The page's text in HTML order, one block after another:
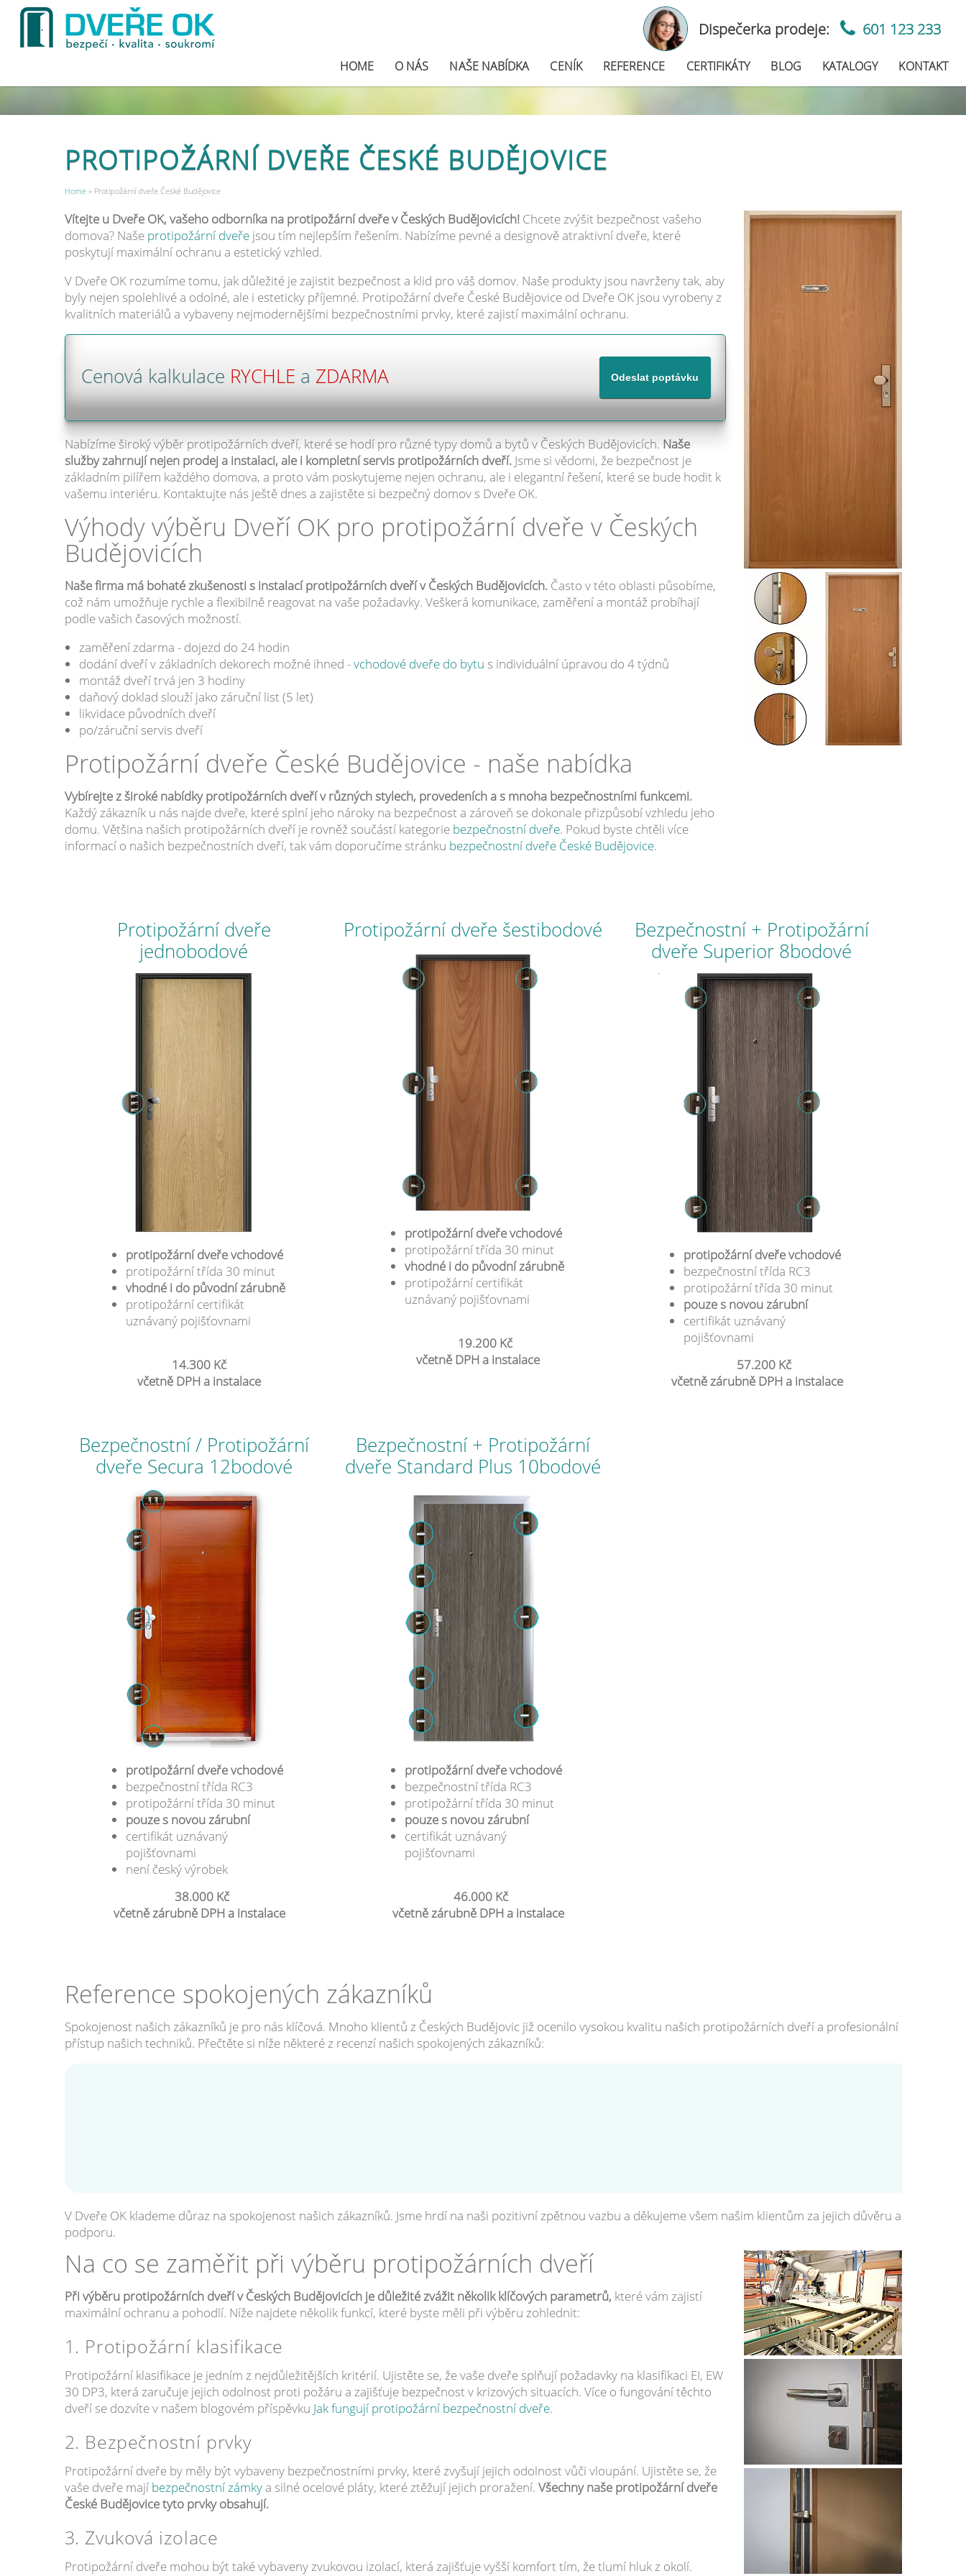
Dispečerka prodeje: 601 123 233
HOME O NÁS NAŠE NABÍDKA CENÍK REFERENCE CERTIFIKÁTY BLOG KATALOGY KONTAKT
PROTIPOŽÁRNÍ DVEŘE ČESKÉ BUDĚJOVICE
Home» Protipožární dveře České Budějovice
Vítejte u Dveře OK, vašeho odborníka na protipožární dveře v Českých Budějovicích!Chcete zvýšit bezpečnost vašeho
domova? Naše protipožární dveřejsou tím nejlepším řešením. Nabízíme pevné a designově atraktivní dveře, které
poskytují maximální ochranu a estetický vzhled.
V Dveře OK rozumíme tomu, jak důležité je zajistit bezpečnost a klid pro váš domov. Naše produkty jsou navrženy tak, aby
byly nejen spolehlivé a odolné, ale i esteticky příjemné. Protipožární dveře České Budějovice od Dveře OK jsou vyrobeny z
kvalitních materiálů a vybaveny nejmodernějšími bezpečnostními prvky, které zajistí maximální ochranu.
Cenová kalkulace RYCHLE a ZDARMA
Nabízíme široký výběr protipožárních dveří, které se hodí pro různé typy domů a bytů v Českých Budějovicích. Naše
služby zahrnují nejen prodej a instalaci, ale i kompletní servis protipožárních dveří.Jsme si vědomi, že bezpečnost je
základním pilířem každého domova, a proto vám poskytujeme nejen ochranu, ale i elegantní řešení, které se bude hodit k
vašemu interiéru. Kontaktujte nás ještě dnes a zajistěte si bezpečný domov s Dveře OK.
Výhody výběru Dveří OK pro protipožární dveře v Českých
Budějovicích
Naše firma má bohaté zkušenosti s instalací protipožárních dveří v Českých Budějovicích.Často v této oblasti působíme,
což nám umožňuje rychle a flexibilně reagovat na vaše požadavky. Veškerá komunikace, zaměření a montáž probíhají
podle vašich časových možností.
zaměření zdarma - dojezd do 24 hodin
dodání dveří v základních dekorech možné ihned -vchodové dveře do bytu s individuální úpravou do 4 týdnů
montáž dveří trvá jen 3 hodiny
daňový doklad slouží jako záruční list (5 let)
likvidace původních dveří
po/záruční servis dveří
Protipožární dveře České Budějovice - naše nabídka
Vybírejte z široké nabídky protipožárních dveří v různých stylech, provedeních a s mnoha bezpečnostními funkcemi.
Každý zákazník u nás najde dveře, které splní jeho nároky na bezpečnost a zároveň se dokonale přizpůsobí vzhledu jeho
domu. Většina našich protipožárních dveří je rovněž součástí kategorie bezpečnostní dveře. Pokud byste chtěli více
informací o našich bezpečnostních dveří, tak vám doporučíme stránku bezpečnostní dveře České Budějovice.
Protipožární dveře
jednobodové
protipožární dveře vchodové
protipožární třída 30 minut
vhodné i do původní zárubně
protipožární certifikát
uznávaný pojišťovnami
14.300 Kč
včetně DPH a instalace
Protipožární dveře šestibodové
protipožární dveře vchodové
protipožární třída 30 minut
vhodné i do původní zárubně
protipožární certifikát
uznávaný pojišťovnami
19.200 Kč
včetně DPH a instalace
Bezpečnostní + Protipožární
dveře Superior 8bodové
protipožární dveře vchodové
bezpečnostní třída RC3
protipožární třída 30 minut
pouze s novou zárubní
certifikát uznávaný
pojišťovnami
57.200 Kč
včetně zárubně DPH a instalace
Bezpečnostní / Protipožární
dveře Secura 12bodové
protipožární dveře vchodové
bezpečnostní třída RC3
protipožární třída 30 minut
pouze s novou zárubní
certifikát uznávaný
pojišťovnami
není český výrobek
38.000 Kč
včetně zárubně DPH a instalace
Bezpečnostní + Protipožární
dveře Standard Plus 10bodové
protipožární dveře vchodové
bezpečnostní třída RC3
protipožární třída 30 minut
pouze s novou zárubní
certifikát uznávaný
pojišťovnami
46.000 Kč
včetně zárubně DPH a instalace
Reference spokojených zákazníků
Spokojenost našich zákazníků je pro nás klíčová. Mnoho klientů z Českých Budějovic již ocenilo vysokou kvalitu našich protipožárních dveří a profesionální
přístup našich techniků. Přečtěte si níže některé z recenzí našich spokojených zákazníků:
V Dveře OK klademe důraz na spokojenost našich zákazníků. Jsme hrdí na naši pozitivní zpětnou vazbu a děkujeme všem našim klientům za jejich důvěru a
podporu.
Na co se zaměřit při výběru protipožárních dveří
Při výběru protipožárních dveří v Českých Budějovicích je důležité zvážit několik klíčových parametrů, které vám zajistí
maximální ochranu a pohodlí. Níže najdete několik funkcí, které byste měli při výběru zohlednit:
1. Protipožární klasifikace
Protipožární klasifikace je jedním z nejdůležitějších kritérií. Ujistěte se, že vaše dveře splňují požadavky na klasifikaci EI, EW
30 DP3, která zaručuje jejich odolnost proti požáru a zajišťuje bezpečnost v krizových situacích. Více o fungování těchto
dveří se dozvíte v našem blogovém příspěvku Jak fungují protipožární bezpečnostní dveře.
2. Bezpečnostní prvky
Protipožární dveře by měly být vybaveny bezpečnostními prvky, které zvyšují jejich odolnost vůči vloupání. Ujistěte se, že
vaše dveře mají bezpečnostní zámkya silné ocelové pláty, které ztěžují jejich proražení. Všechny naše protipožární dveře
České Budějovice tyto prvky obsahují.
3. Zvuková izolace
Protipožární dveře mohou být také vybaveny zvukovou izolací, která zajišťuje vyšší komfort tím, že tlumí hluk z okolí.